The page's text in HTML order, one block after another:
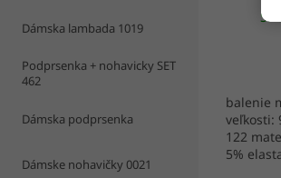
Dámska lambada 1019
Podprsenka + nohavicky SET
462
Dámska podprsenka
Dámske nohavičky 0021
balenie
veľkosti:
122
5%